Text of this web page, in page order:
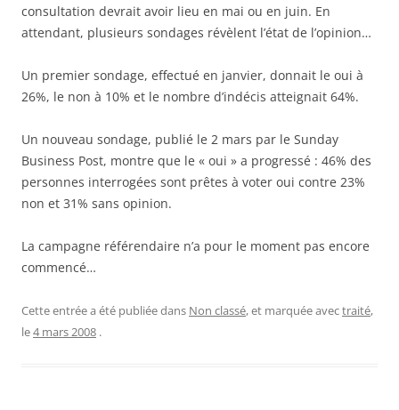
consultation devrait avoir lieu en mai ou en juin. En
attendant, plusieurs sondages révèlent l’état de l’opinion…
Un premier sondage, effectué en janvier, donnait le oui à
26%, le non à 10% et le nombre d’indécis atteignait 64%.
Un nouveau sondage, publié le 2 mars par le Sunday
Business Post, montre que le « oui » a progressé : 46% des
personnes interrogées sont prêtes à voter oui contre 23%
non et 31% sans opinion.
La campagne référendaire n’a pour le moment pas encore
commencé…
Cette entrée a été publiée dans Non classé, et marquée avectraité,
le4 mars 2008 .